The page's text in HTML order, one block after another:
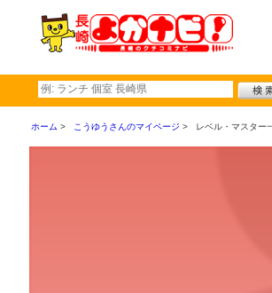
ホーム こうゆうさんのマイページ レベル・マスター